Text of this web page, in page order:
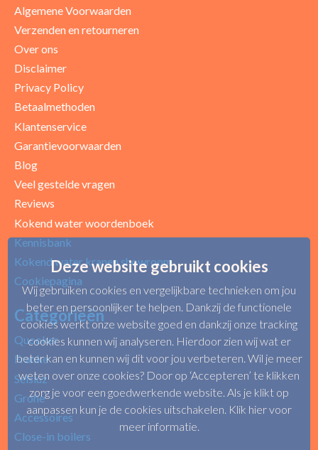
Uw beoordeling
Algemene Voorwaarden
Verzenden en retourneren
Over ons
Disclaimer
Privacy Policy
Betaalmethoden
Klantenservice
Garantievoorwaarden
Blog
Veel gestelde vragen
Reviews
Kokend water woordenboek
Kennisbank
Kokend water kranen showroom
Cookiepagina
Categorieën
Quooker
Franke
Selsiuz
Grohe
Accessoires
Close-in boilers
Deze website gebruikt cookies
Wij gebruiken cookies en vergelijkbare technieken om jou
beter en persoonlijker te helpen. Dankzij de functionele
cookies werkt onze website goed en dankzij onze tracking
cookies kunnen wij analyseren. Hierdoor zien wij wat er
beter kan en kunnen wij dit voor jou verbeteren. Wil je meer
weten over onze cookies? Door op ‘Accepteren’ te klikken
zorg je voor een goedwerkende website. Als je klikt op
aanpassen kun je de cookies uitschakelen. Klik hier voor
meer informatie